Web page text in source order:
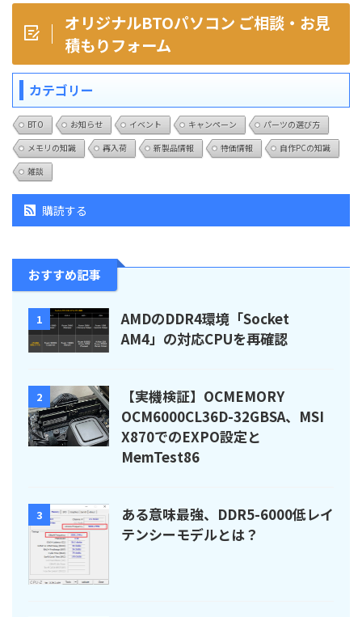
オリジナルBTOパソコン ご相談・お見
積もりフォーム
カテゴリー
BTO お知らせ イベント キャンペーン
パーツの選び方
メモリの知識
再入荷 新製品情報 特価情報
自作PCの知識
雑談
購読する
おすすめ記事
1
AMDのDDR4環境「Socket
AM4」の対応CPUを再確認
2
【実機検証】OCMEMORY
OCM6000CL36D-32GBSA、MSI
X870でのEXPO設定と
MemTest86
3
ある意味最強、DDR5-6000低レイ
テンシーモデルとは？